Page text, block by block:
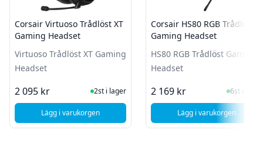
Corsair Virtuoso Trådlöst XT
Gaming Headset
Virtuoso Trådlöst XT Gaming
Headset
2 095 kr I Lager
2st i lager
Lägg i varukorgen, Corsair Virtuoso Trådlöst XT Gaming Headset
Corsair HS80 RGB Trådlöst
Gaming Headset
HS80 RGB Trådlöst Gaming
Headset
2 169 kr I Lager
6st i lager
Lägg i varukorgen
, Corsair HS80